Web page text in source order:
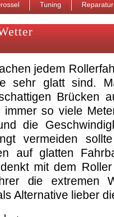
Tuning Reparatur
jedem
sehr glatt sind.
Brücken
immer so viele
die
vermeiden
auf glatten
mit dem
die extremen
Alternative lieber